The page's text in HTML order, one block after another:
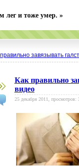
лег и тоже умер. »
правильно завязывать
Как правильно
видео
25 декабря 2011, просмотров: